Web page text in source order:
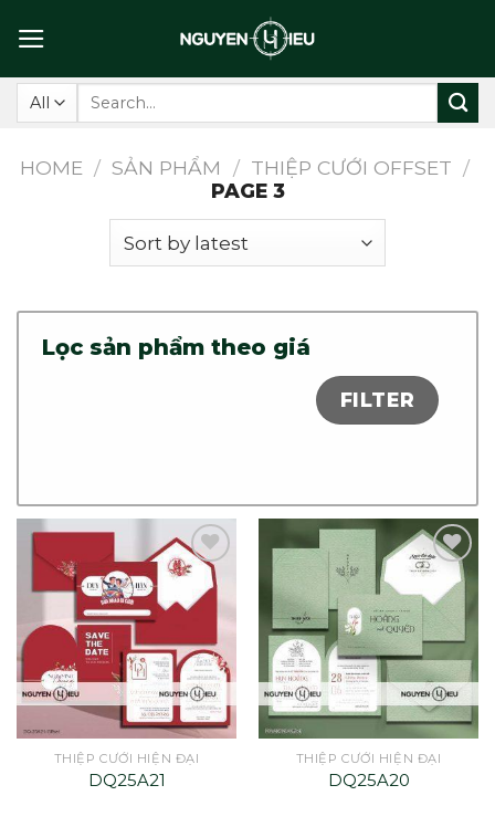
content
Search
HOME / SẢN PHẨM / THIỆP CƯỚI OFFSET /
PAGE 3
Lọc sản phẩm theo giá
FILTER
THIỆP CƯỚI HIỆN ĐẠI
DQ25A21
THIỆP CƯỚI HIỆN ĐẠI
DQ25A20